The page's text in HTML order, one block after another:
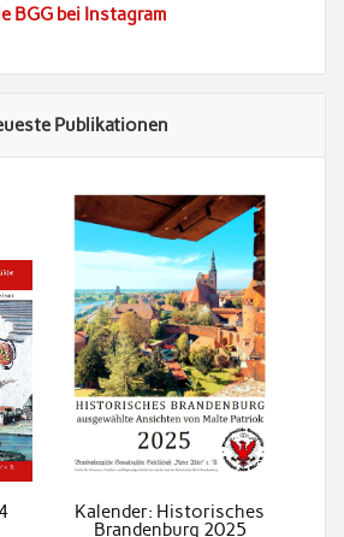
BGG bei Instagram
Publikationen
Kalender: Historisches
Brandenburg 2025